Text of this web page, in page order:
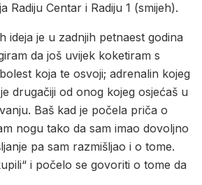
Radiju Centar i Radiju 1 (smijeh).
ideja je u zadnjih petnaest godina
da još uvijek koketiram s
koja te osvoji; adrenalin kojeg
drugačiji od onog kojeg osjećaš u
Baš kad je počela priča o
nogu tako da sam imao dovoljno
pa sam razmišljao i o tome.
i počelo se govoriti o tome da